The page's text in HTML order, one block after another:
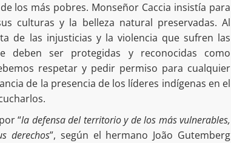
los más pobres. Monseñor Caccia insistía para
culturas y la belleza natural preservadas. Al
de las injusticias y la violencia que sufren las
deben ser protegidas y reconocidas como
respetar y pedir permiso para cualquier
de la presencia de los líderes indígenas en el
“la defensa del territorio y de los más vulnerables,
derechos”, según el hermano João Gutemberg